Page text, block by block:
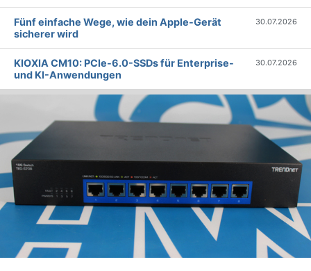
Fünf einfache Wege, wie dein Apple-Gerät
sicherer wird
30.07.2026
KIOXIA CM10: PCIe-6.0-SSDs für Enterprise-
und KI-Anwendungen
30.07.2026